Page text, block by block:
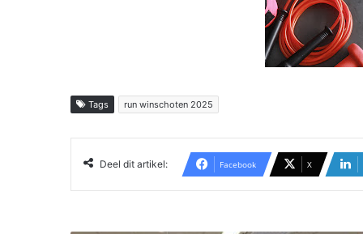
Tags run winschoten 2025
Deel dit artikel: Facebook X